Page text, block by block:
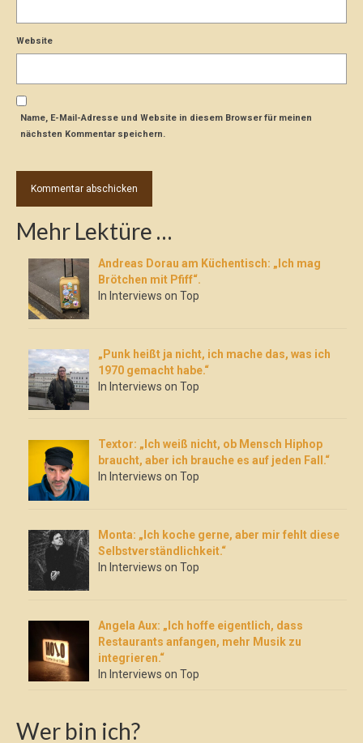
Website
Name, E-Mail-Adresse und Website in diesem Browser für meinen
nächsten Kommentar speichern.
Mehr Lektüre …
Andreas Dorau am Küchentisch: „Ich mag
Brötchen mit Pfiff“.
In Interviews on Top
„Punk heißt ja nicht, ich mache das, was ich
1970 gemacht habe.“
In Interviews on Top
Textor: „Ich weiß nicht, ob Mensch Hiphop
braucht, aber ich brauche es auf jeden Fall.“
In Interviews on Top
Monta: „Ich koche gerne, aber mir fehlt diese
Selbstverständlichkeit.“
In Interviews on Top
Angela Aux: „Ich hoffe eigentlich, dass
Restaurants anfangen, mehr Musik zu
integrieren.“
In Interviews on Top
Wer bin ich?